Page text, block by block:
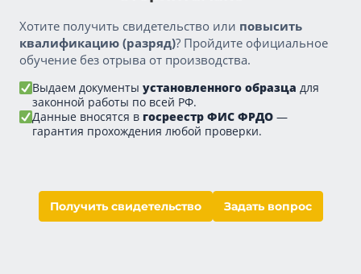
Хотите получить свидетельство или повысить
квалификацию (разряд)? Пройдите официальное
обучение без отрыва от производства.
Выдаем документы установленного образца для
законной работы по всей РФ.
Данные вносятся в госреестр ФИС ФРДО —
гарантия прохождения любой проверки.
Получить свидетельство Задать вопрос